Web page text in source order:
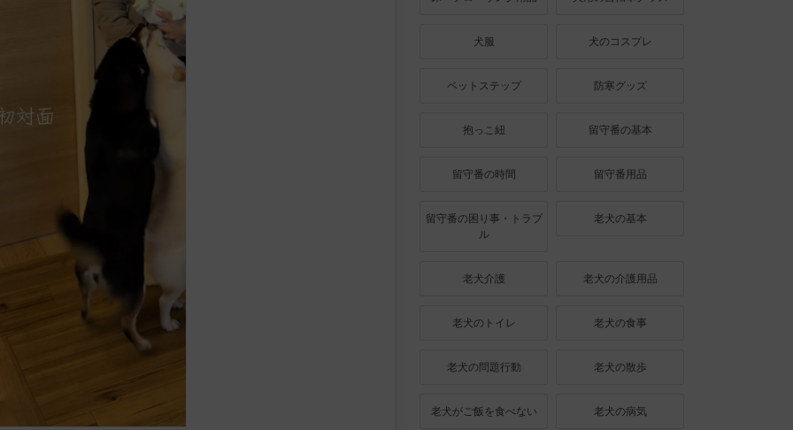
犬服 犬のコスプレ
ペットステップ 防寒グッズ
抱っこ紐 留守番の基本
留守番の時間 留守番用品
留守番の困り事・トラブ
ル
老犬の基本
老犬介護 老犬の介護用品
老犬のトイレ 老犬の食事
老犬の問題行動 老犬の散歩
老犬がご飯を食べない 老犬の病気